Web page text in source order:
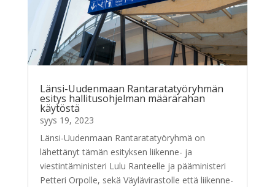
Länsi-Uudenmaan Rantaratatyöryhmän
esitys hallitusohjelman määrärahan
käytöstä
syys 19, 2023
Länsi-Uudenmaan Rantaratatyöryhmä on
lähettänyt tämän esityksen liikenne- ja
viestintäministeri Lulu Ranteelle ja pääministeri
Petteri Orpolle, sekä Väylävirastolle että liikenne-